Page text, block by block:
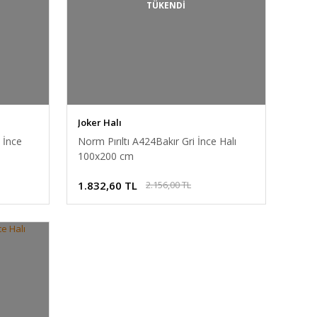
İnce
TÜKENDİ
Joker Halı
Norm Pırıltı A424Bakır Gri İnce Halı
100x200 cm
1.832,60 TL 2.156,00 TL